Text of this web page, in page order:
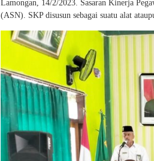
Lamongan, 14/2/2023. Sasaran Kinerja
(ASN). SKP disusun sebagai suatu alat